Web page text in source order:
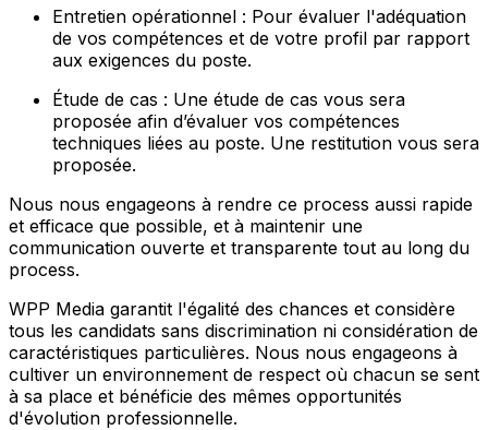
Entretien opérationnel : Pour évaluer l'adéquation
de vos compétences et de votre profil par rapport
aux exigences du poste.
Étude de cas : Une étude de cas vous sera
proposée afin d’évaluer vos compétences
techniques liées au poste. Une restitution vous sera
proposée.
Nous nous engageons à rendre ce process aussi rapide
et efficace que possible, et à maintenir une
communication ouverte et transparente tout au long du
process.
WPP Media garantit l'égalité des chances et considère
tous les candidats sans discrimination ni considération de
caractéristiques particulières. Nous nous engageons à
cultiver un environnement de respect où chacun se sent
à sa place et bénéficie des mêmes opportunités
d'évolution professionnelle.